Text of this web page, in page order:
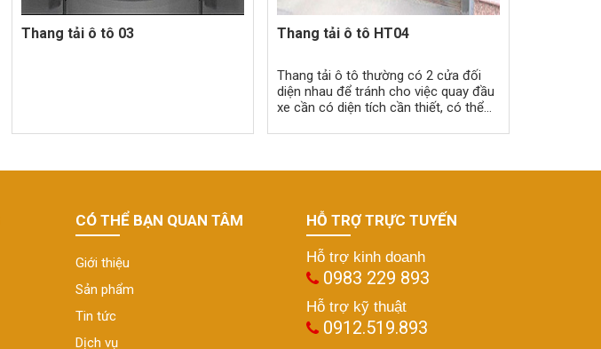
Thang tải ô tô 03 Thang tải ô tô HT04
Thang tải ô tô thường có 2 cửa đối
diện nhau để tránh cho việc quay đầu
xe cần có diện tích cần thiết, có thể
hướng ra vào của thang máy tải xe
CÓ THỂ BẠN QUAN TÂM
Giới thiệu
Sản phẩm
Tin tức
Dịch vụ
HỖ TRỢ TRỰC TUYẾN
Hỗ trợ kinh doanh
0983 229 893
Hỗ trợ kỹ thuật
0912.519.893